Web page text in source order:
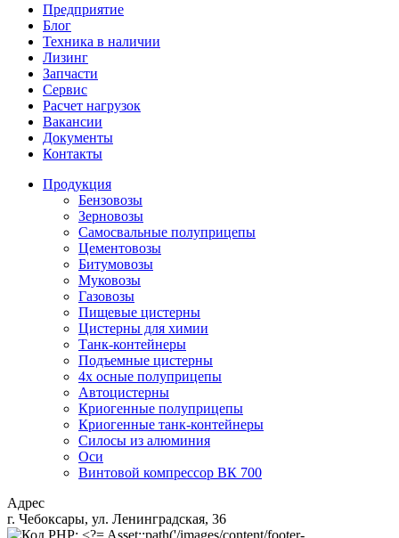
Предприятие
Блог
Техника в наличии
Лизинг
Запчасти
Сервис
Расчет нагрузок
Вакансии
Документы
Контакты
Продукция
Бензовозы
Зерновозы
Самосвальные полуприцепы
Цементовозы
Битумовозы
Муковозы
Газовозы
Пищевые цистерны
Цистерны для химии
Танк-контейнеры
Подъемные цистерны
4х осные полуприцепы
Автоцистерны
Криогенные полуприцепы
Криогенные танк-контейнеры
Силосы из алюминия
Оси
Винтовой компрессор ВК 700
Адрес
г. Чебоксары, ул. Ленинградская, 36